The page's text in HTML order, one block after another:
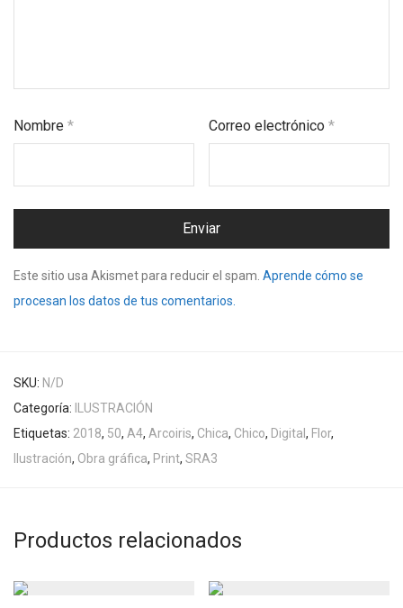
Nombre * Correo electrónico*
Este sitio usa Akismet para reducir el spam. Aprende cómo se
procesan los datos de tus comentarios.
SKU: N/D
Categoría:
ILUSTRACIÓN
Etiquetas: 2018, 50, A4, Arcoiris, Chica, Chico, Digital , Flor,
Ilustración, Obra gráfica, Print, SRA3
Productos relacionados